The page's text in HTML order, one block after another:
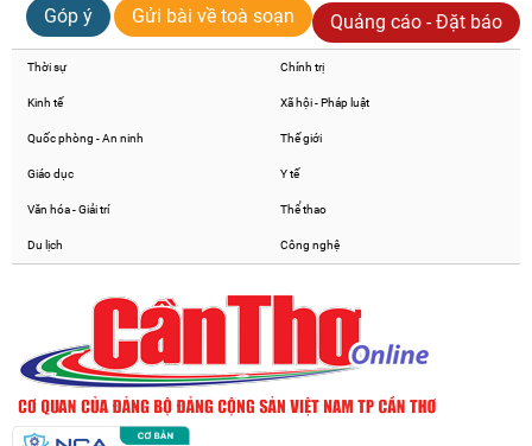
Góp ý
Gửi bài về toà soạn Quảng cáo - Đặt báo
Thời sự Chính trị
Kinh tế Xã hội - Pháp luật
Quốc phòng - An ninh Thế giới
Giáo dục Y tế
Văn hóa - Giải trí Thể thao
Du lịch Công nghệ